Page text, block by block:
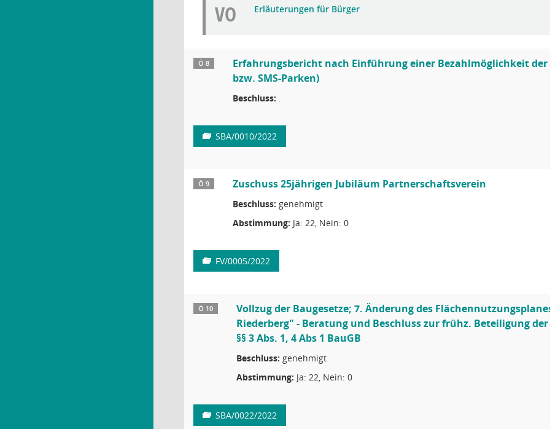
VO Erläuterungen für Bürger
Ö 8
Erfahrungsbericht nach Einführung einer Bezahlmöglichkeit
bzw. SMS-Parken)
Beschluss: .
SBA/0010/2022
Ö 9 Zuschuss 25jährigen Jubiläum Partnerschaftsverein
Beschluss: genehmigt
Abstimmung: Ja: 22, Nein: 0
FV/0005/2022
Ö 10
Vollzug der Baugesetze; 7. Änderung des
Riederberg" - Beratung und Beschluss zur frühz. Beteiligung
§§ 3 Abs. 1, 4 Abs 1 BauGB
Beschluss: genehmigt
Abstimmung: Ja: 22, Nein: 0
SBA/0022/2022